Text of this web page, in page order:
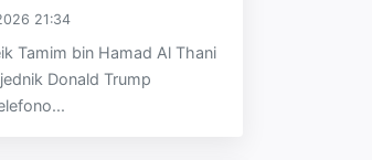
21:34
Tamim bin Hamad Al Thani
Donald Trump